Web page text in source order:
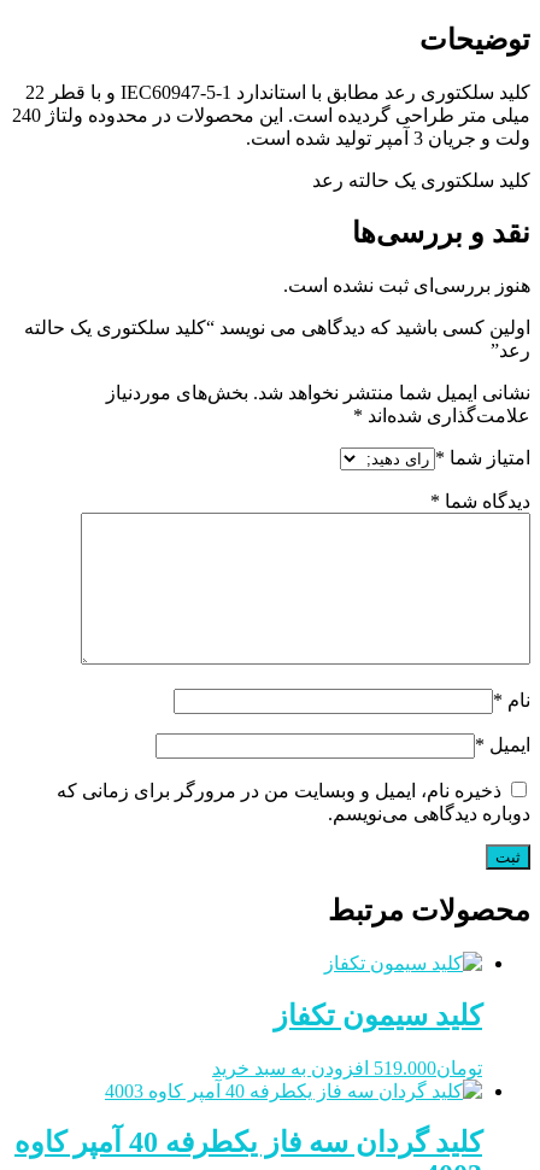
توضیحات
کلید سلکتوری رعد مطابق با استاندارد IEC60947-5-1 و با قطر 22
میلی متر طراحی گردیده است. این محصولات در محدوده ولتاژ 240
ولت و جریان 3 آمپر تولید شده است.
کلید سلکتوری یک حالته رعد
نقد و بررسی‌ها
هنوز بررسی‌ای ثبت نشده است.
اولین کسی باشید که دیدگاهی می نویسد “کلید سلکتوری یک حالته
رعد”
نشانی ایمیل شما منتشر نخواهد شد. بخش‌های موردنیاز
علامت‌گذاری شده‌اند *
امتیاز شما *
دیدگاه شما *
نام *
ایمیل *
ذخیره نام، ایمیل و وبسایت من در مرورگر برای زمانی که
دوباره دیدگاهی می‌نویسم.
محصولات مرتبط
کلید سیمون تکفاز
تومان519.000 افزودن به سبد خرید
کلید گردان سه فاز یکطرفه 40 آمپر کاوه